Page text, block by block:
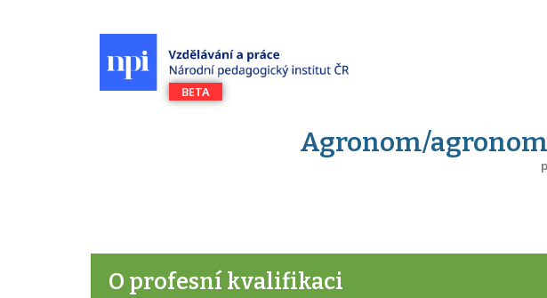
Agronom/
O profesní kvalifikaci